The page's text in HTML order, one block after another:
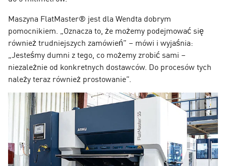
Maszyna FlatMaster® jest dla Wendta dobrym
pomocnikiem. „Oznacza to, że możemy podejmować się
również trudniejszych zamówień” – mówi i wyjaśnia:
„Jesteśmy dumni z tego, co możemy zrobić sami –
niezależnie od konkretnych dostawców. Do procesów tych
należy teraz również prostowanie”.